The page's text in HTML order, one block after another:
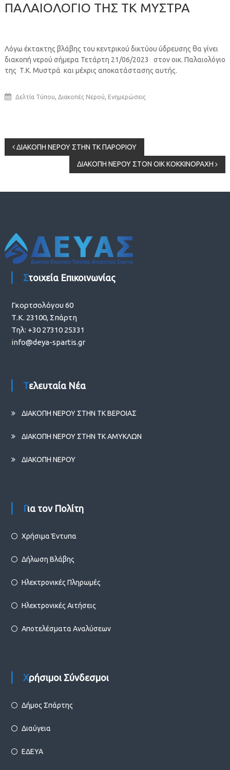
ΠΑΛΑΙΟΛΟΓΙΟ ΤΗΣ ΤΚ ΜΥΣΤΡΑ
Λόγω έκτακτης βλάβης του κεντρικού δικτύου ύδρευσης θα γίνει
διακοπή νερού σήμερα Τετάρτη 21/06/2023 στον οικ. Παλαιολόγιο
της Τ.Κ. Μυστρά και μέχρις αποκατάστασης αυτής.
Δελτία Τύπου, Διακοπές Νερού, Ενημερώσεις
Πλοήγηση
ΔΙΑΚΟΠΗ ΝΕΡΟΥ ΣΤΗΝ ΤΚ ΠΑΡΟΡΙΟΥ
ΔΙΑΚΟΠΗ ΝΕΡΟΥ ΣΤΟΝ ΟΙΚ ΚΟΚΚΙΝΟΡΑΧΗ
Στοιχεία Επικοινωνίας
Γκορτσολόγου 60
Τ.Κ. 23100, Σπάρτη
Τηλ: +30 27310 25331
info@deya-spartis.gr
Τελευταία Νέα
ΔΙΑΚΟΠΗ ΝΕΡΟΥ ΣΤΗΝ ΤΚ ΒΕΡΟΙΑΣ
ΔΙΑΚΟΠΗ ΝΕΡΟΥ ΣΤΗΝ ΤΚ ΑΜΥΚΛΩΝ
ΔΙΑΚΟΠΗ ΝΕΡΟΥ
Για τον Πολίτη
Χρήσιμα Έντυπα
Δήλωση Βλάβης
Ηλεκτρονικές Πληρωμές
Ηλεκτρονικές Αιτήσεις
Αποτελέσματα Αναλύσεων
Χρήσιμοι Σύνδεσμοι
Δήμος Σπάρτης
Διαύγεια
ΕΔΕΥΑ